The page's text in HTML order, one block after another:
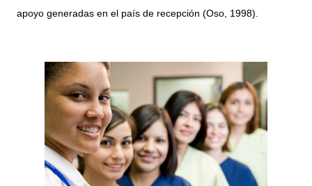
apoyo generadas en el país de recepción (Oso, 1998).